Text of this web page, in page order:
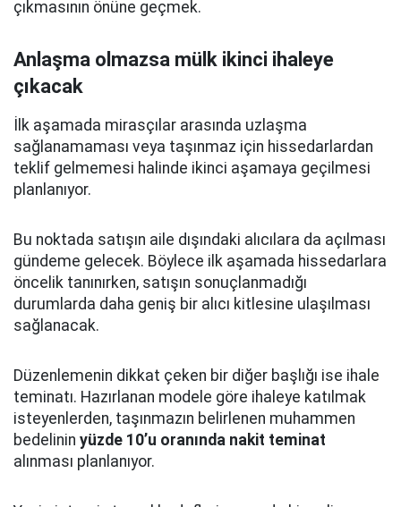
çıkmasının önüne geçmek.
Anlaşma olmazsa mülk ikinci ihaleye
çıkacak
İlk aşamada mirasçılar arasında uzlaşma
sağlanamaması veya taşınmaz için hissedarlardan
teklif gelmemesi halinde ikinci aşamaya geçilmesi
planlanıyor.
Bu noktada satışın aile dışındaki alıcılara da açılması
gündeme gelecek. Böylece ilk aşamada hissedarlara
öncelik tanınırken, satışın sonuçlanmadığı
durumlarda daha geniş bir alıcı kitlesine ulaşılması
sağlanacak.
Düzenlemenin dikkat çeken bir diğer başlığı ise ihale
teminatı. Hazırlanan modele göre ihaleye katılmak
isteyenlerden, taşınmazın belirlenen muhammen
bedelinin yüzde 10’u oranında nakit teminat
alınması planlanıyor.